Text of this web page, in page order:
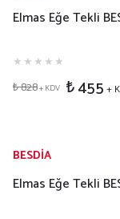
Elmas Eğe Tekli
₺ 828+ KDV ₺ 455 +
BESDİA
Elmas Eğe Tekli